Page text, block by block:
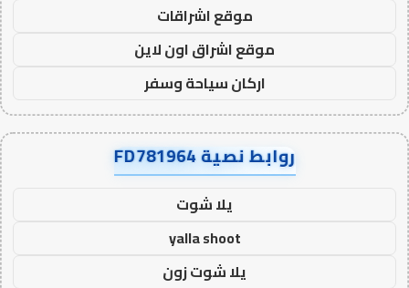
موقع اشراقات
موقع اشراق اون لاين
اركان سياحة وسفر
روابط نصية FD781964
يلا شوت
yalla shoot
يلا شوت زون